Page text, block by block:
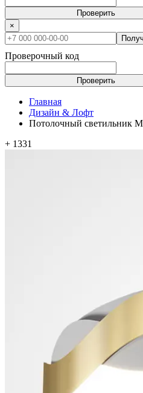
Проверить
×
Проверочный код
Проверить
Главная
Дизайн & Лофт
Потолочный светильник
+ 1331